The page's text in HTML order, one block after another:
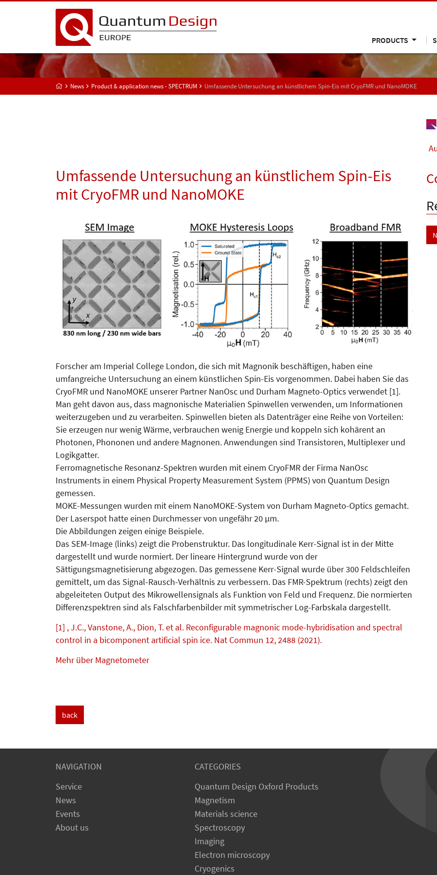
PRODUCTS
News Product & application news - SPECTRUM Umfassende Untersuchung an künstlichem Spin-Eis mit CryoFMR und NanoMOKE
Umfassende Untersuchung an künstlichem Spin-Eis
mit CryoFMR und NanoMOKE
Forscher am Imperial College London, die sich mit Magnonik beschäftigen, haben eine
umfangreiche Untersuchung an einem künstlichen Spin-Eis vorgenommen. Dabei haben Sie das
CryoFMR und NanoMOKE unserer Partner NanOsc und Durham Magneto-Optics verwendet [1].
Man geht davon aus, dass magnonische Materialien Spinwellen verwenden, um Informationen
weiterzugeben und zu verarbeiten. Spinwellen bieten als Datenträger eine Reihe von Vorteilen:
Sie erzeugen nur wenig Wärme, verbrauchen wenig Energie und koppeln sich kohärent an
Photonen, Phononen und andere Magnonen. Anwendungen sind Transistoren, Multiplexer und
Logikgatter.
Ferromagnetische Resonanz-Spektren wurden mit einem CryoFMR der Firma NanOsc
Instruments in einem Physical Property Measurement System (PPMS) von Quantum Design
gemessen.
MOKE-Messungen wurden mit einem NanoMOKE-System von Durham Magneto-Optics gemacht.
Der Laserspot hatte einen Durchmesser von ungefähr 20 µm.
Die Abbildungen zeigen einige Beispiele.
Das SEM-Image (links) zeigt die Probenstruktur. Das longitudinale Kerr-Signal ist in der Mitte
dargestellt und wurde normiert. Der lineare Hintergrund wurde von der
Sättigungsmagnetisierung abgezogen. Das gemessene Kerr-Signal wurde über 300 Feldschleifen
gemittelt, um das Signal-Rausch-Verhältnis zu verbessern. Das FMR-Spektrum (rechts) zeigt den
abgeleiteten Output des Mikrowellensignals als Funktion von Feld und Frequenz. Die normierten
Differenzspektren sind als Falschfarbenbilder mit symmetrischer Log-Farbskala dargestellt.
[1] , J.C., Vanstone, A., Dion, T. et al. Reconfigurable magnonic mode-hybridisation and spectral
control in a bicomponent artificial spin ice. Nat Commun 12, 2488 (2021).
Mehr über Magnetometer
back
NAVIGATION
Service
News
Events
About us
CATEGORIES
Quantum Design Oxford Products
Magnetism
Materials science
Spectroscopy
Imaging
Electron microscopy
Cryogenics